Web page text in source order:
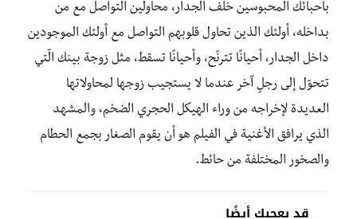
بأحبائك المحبوسين خلف الجدار، محاولين التواصل مع من
بداخله، أولئك الذين تحاول قلوبهم التواصل مع أولئك الموجودين
داخل الجدار، أحيانًا تترنّح، وأحيانًا تسقط، مثل زوجة بينك الّتي
تتحوّل إلى رجلٍ آخر عندما لا يستجيب زوجها لمحاولاتها
العديدة لإخراجه من وراء الهيكل الحجري الضخم، والمشهد
الذي يرافق الأغنية في الفيلم هو أن يقوم الصغار بجمع الحطام
والصخور المختلفة من حائط.
قد يعجبك أيضًا